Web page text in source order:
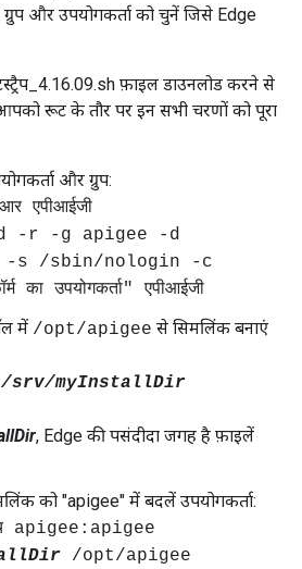
ग्रुप और उपयोगकर्ता को चुनें जिसे Edge
फ़ाइल डाउनलोड करने से
रूट के तौर पर इन सभी चरणों को पूरा
और ग्रुप:
एपीआईजी
-r -g apigee -d
-s /sbin/nologin -c
का उपयोगकर्ता" एपीआईजी
में /opt/apigee से सिमलिंक बनाएं
/srv/myInstallDir
, Edge की पसंदीदा जगह है फ़ाइलें
को "apigee" में बदलें उपयोगकर्ता:
apigee:apigee
/opt/apigee